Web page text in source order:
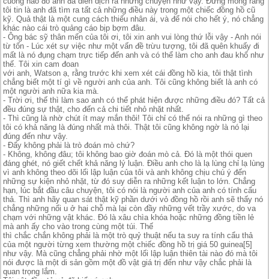
tôi tin là anh đã tìm ra tất cả những điều này trong một chiếc đồng hồ cũ
kỹ. Quả thật là một cung cách thiếu nhân ái, và để nói cho hết ý, nó chẳng
khác nào cái trò quảng cáo bịp bợm đâu.
- Ông bác sỹ thân mến của tôi ơi, tôi xin anh vui lòng thứ lỗi vậy - Anh nói
từ tốn - Lúc xét sự việc như một vấn đề trừu tượng, tôi đã quên khuấy đi
mất là nó đụng chạm trực tiếp đến anh và có thể làm cho anh đau khổ như
thế. Tôi xin cam đoan
với anh, Watson ạ, rằng trước khi xem xét cái đồng hồ kia, tôi thật tình
chẳng biết một tí gì về người anh của anh. Tôi cũng không biết là anh có
một người anh nữa kia mà.
- Trời ơi, thế thì làm sao anh có thể phát hiện được những điều đó? Tất cả
đều đúng sự thật, cho đến cả chi tiết nhỏ nhặt nhất.
- Thì cũng là nhờ chút ít may mắn thôi! Tôi chỉ có thể nói ra những gì theo
tôi có khả năng là đúng nhất mà thôi. Thật tôi cũng không ngờ là nó lại
đúng đến như vậy.
- Đấy không phải là trò đoán mò chứ?
- Không, không đâu; tôi không bao giờ đoán mò cả. Đó là một thói quen
đáng ghét, nó giết chết khả năng lý luận. Điều anh cho là lạ lùng chỉ lạ lùng
vì anh không theo dõi lối lập luận của tôi và anh không chịu chú ý đến
những sự kiện nhỏ nhặt, từ đó suy diễn ra những kết luận to lớn. Chẳng
hạn, lúc bắt đầu câu chuyện, tôi có nói là người anh của anh có tính cẩu
thả. Thì anh hãy quan sát thật kỹ phần dưới vỏ đồng hồ rồi anh sẽ thấy nó
chẳng những nổi u ở hai chỗ mà lại còn đầy những vết trầy xước, do va
chạm với những vật khác. Đó là xâu chìa khóa hoặc những đồng tiền lẻ
mà anh ấy cho vào trong cùng một túi. Thế
thì chắc chắn không phải là một trò quỷ thuật nếu ta suy ra tính cẩu thả
của một người từng xem thường một chiếc đồng hồ trị giá 50 guinea[5]
như vậy. Mà cũng chẳng phải nhờ một lối lập luận thiên tài nào đó mà tôi
nói được là một di sản gồm một đồ vật giá trị đến như vậy chắc phải là
quan trọng lắm.